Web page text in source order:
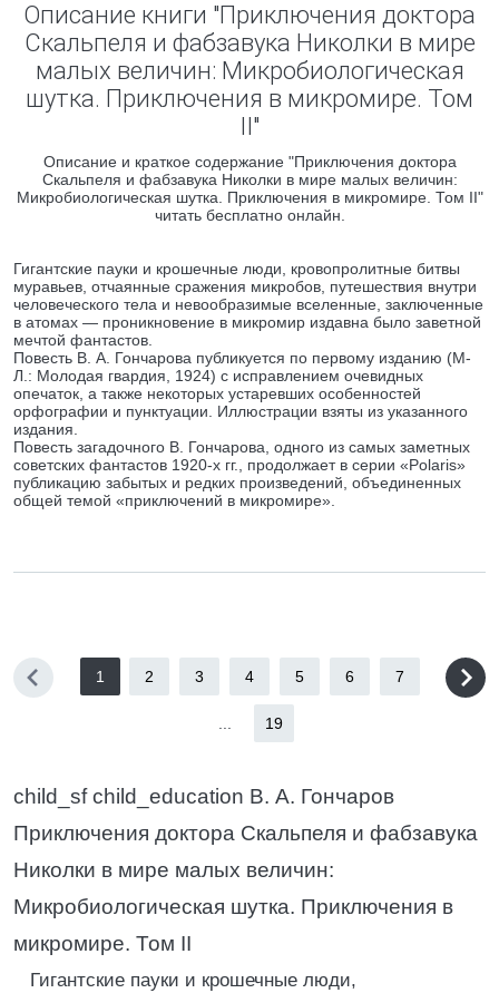
Описание книги "Приключения доктора
Скальпеля и фабзавука Николки в мире
малых величин: Микробиологическая
шутка. Приключения в микромире. Том
II"
Описание и краткое содержание "Приключения доктора
Скальпеля и фабзавука Николки в мире малых величин:
Микробиологическая шутка. Приключения в микромире. Том II"
читать бесплатно онлайн.
Гигантские пауки и крошечные люди, кровопролитные битвы
муравьев, отчаянные сражения микробов, путешествия внутри
человеческого тела и невообразимые вселенные, заключенные
в атомах — проникновение в микромир издавна было заветной
мечтой фантастов.
Повесть В. А. Гончарова публикуется по первому изданию (М-
Л.: Молодая гвардия, 1924) с исправлением очевидных
опечаток, а также некоторых устаревших особенностей
орфографии и пунктуации. Иллюстрации взяты из указанного
издания.
Повесть загадочного В. Гончарова, одного из самых заметных
советских фантастов 1920-х гг., продолжает в серии «Polaris»
публикацию забытых и редких произведений, объединенных
общей темой «приключений в микромире».
1 2 3 4 5 6 7
19
child_sf child_education В. А. Гончаров
Приключения доктора Скальпеля и фабзавука
Николки в мире малых величин:
Микробиологическая шутка. Приключения в
микромире. Том II
Гигантские пауки и крошечные люди,